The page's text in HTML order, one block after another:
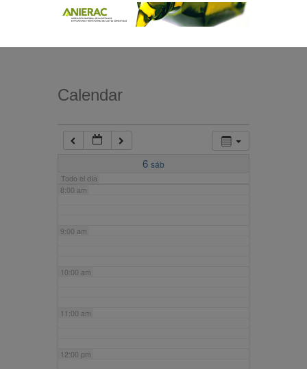
Calendar
6 sáb
Todo el día
7:00 am
8:00 am
9:00 am
10:00 am
11:00 am
12:00 pm